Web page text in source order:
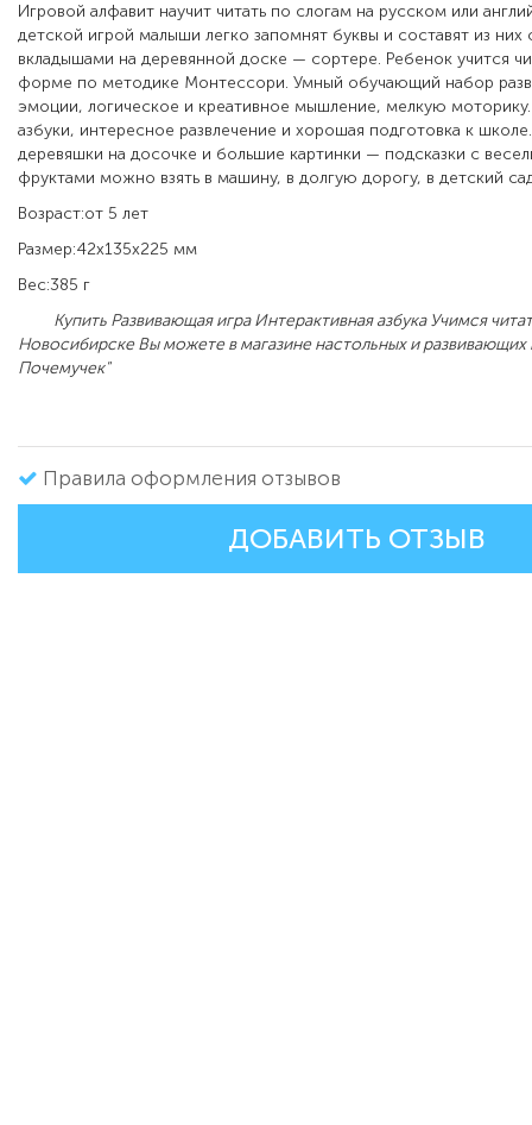
Игровой алфавит научит читать по слогам на русском или
детской игрой малыши легко запомнят буквы и составят из них
вкладышами на деревянной доске — сортере. Ребенок учится
форме по методике Монтессори. Умный обучающий набор
эмоции, логическое и креативное мышление, мелкую
азбуки, интересное развлечение и хорошая подготовка к
деревяшки на досочке и большие картинки — подсказки с
фруктами можно взять в машину, в долгую дорогу, в детский
Возраст:от 5 лет
Размер:42x135x225 мм
Вес:385 г
Купить Развивающая игра Интерактивная азбука Учимся
Новосибирске Вы можете в магазине настольных и развивающих
Почемучек"
Правила оформления отзывов
ДОБАВИТЬ ОТЗЫВ